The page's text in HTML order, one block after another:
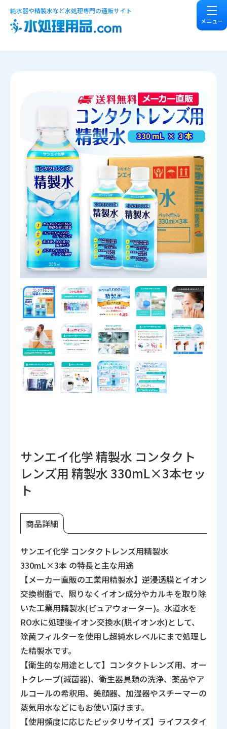
純水器や精製水など水処理専門の通販サイト
メニュー
サンエイ化学 精製水 コンタクト
レンズ用 精製水 330mL×3本セッ
ト
商品詳細
サンエイ化学 コンタクトレンズ用精製水
330mL×3本 の特長と主な用途
【メーカー直販の工業用精製水】逆浸透膜とイオン
交換樹脂で、限りなくイオン成分やカルキを取り除
いた工業用精製水(ピュアウォーター)。水道水を
RO水に処理後イオン交換水(脱イオン水)として、
除菌フィルターを使用し超純水レベルにまで処理し
た精製水です。
【衛生的な用途として】コンタクトレンズ用、オー
トクレーブ(減菌器)、衛生器具類の洗浄、薬品やア
ルコールの希釈用、美顔器、加湿器やスチーマーの
蒸気用水などにもお使い頂けます。
【使用頻度に応じたピッタリサイズ】ライフスタイ